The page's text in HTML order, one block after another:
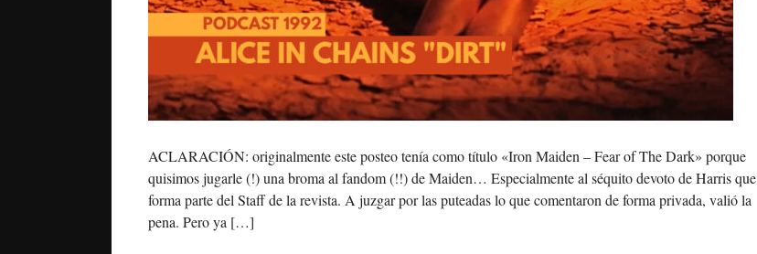
ACLARACIÓN: originalmente este posteo tenía como título «Iron Maiden – Fear of The Dark» porque
quisimos jugarle (!) una broma al fandom (!!) de Maiden… Especialmente al séquito devoto de Harris que
forma parte del Staff de la revista. A juzgar por las puteadas lo que comentaron de forma privada, valió la
pena. Pero ya […]